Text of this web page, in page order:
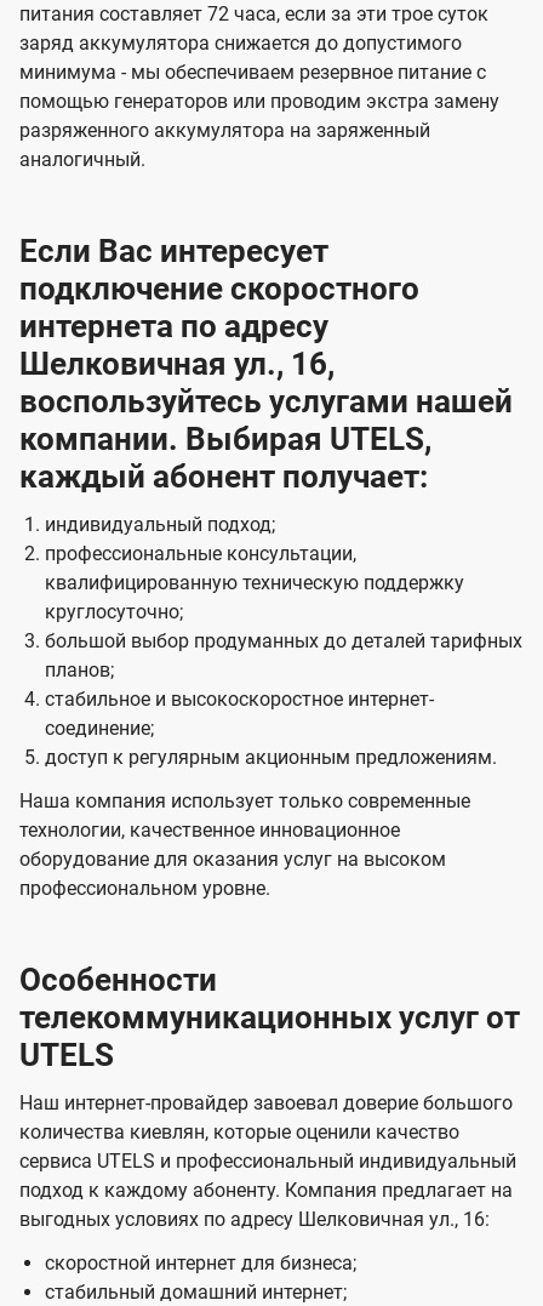
питания составляет 72 часа, если за эти трое суток
заряд аккумулятора снижается до допустимого
минимума - мы обеспечиваем резервное питание с
помощью генераторов или проводим экстра замену
разряженного аккумулятора на заряженный
аналогичный.
Если Вас интересует
подключение скоростного
интернета по адресу
Шелковичная ул., 16,
воспользуйтесь услугами нашей
компании. Выбирая UTELS,
каждый абонент получает:
индивидуальный подход;
профессиональные консультации,
квалифицированную техническую поддержку
круглосуточно;
большой выбор продуманных до деталей тарифных
планов;
стабильное и высокоскоростное интернет-
соединение;
доступ к регулярным акционным предложениям.
Наша компания использует только современные
технологии, качественное инновационное
оборудование для оказания услуг на высоком
профессиональном уровне.
Особенности
телекоммуникационных услуг от
UTELS
Наш интернет-провайдер завоевал доверие большого
количества киевлян, которые оценили качество
сервиса UTELS и профессиональный индивидуальный
подход к каждому абоненту. Компания предлагает на
выгодных условиях по адресу Шелковичная ул., 16:
скоростной интернет для бизнеса;
стабильный домашний интернет;